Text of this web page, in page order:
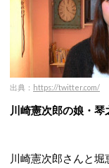
出典： https://twitter.com/
川崎憲次郎の娘・
川崎憲次郎さんと